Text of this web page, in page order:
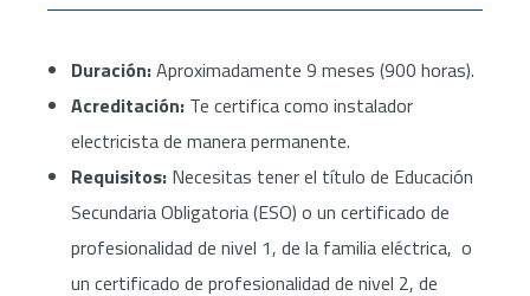
Duración:Aproximadamente 9 meses (900 horas).
Acreditación: Te certifica como instalador
electricista de manera permanente.
Requisitos: Necesitas tener el título de Educación
Secundaria Obligatoria (ESO) o un certificado de
profesionalidad de nivel 1, de la familia eléctrica, o
un certificado de profesionalidad de nivel 2, de